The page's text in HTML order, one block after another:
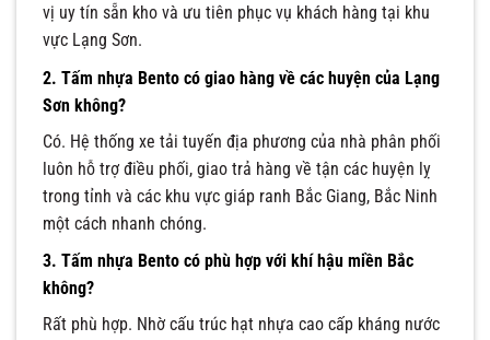
vị uy tín sẵn kho và ưu tiên phục vụ khách hàng tại khu
vực Lạng Sơn.
2. Tấm nhựa Bento có giao hàng về các huyện của Lạng
Sơn không?
Có. Hệ thống xe tải tuyến địa phương của nhà phân phối
luôn hỗ trợ điều phối, giao trả hàng về tận các huyện lỵ
trong tỉnh và các khu vực giáp ranh Bắc Giang, Bắc Ninh
một cách nhanh chóng.
3. Tấm nhựa Bento có phù hợp với khí hậu miền Bắc
không?
Rất phù hợp. Nhờ cấu trúc hạt nhựa cao cấp kháng nước